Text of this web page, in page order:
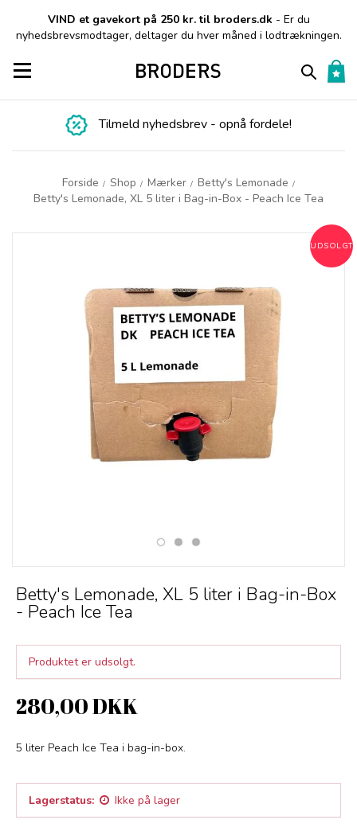
VIND et gavekort på 250 kr. til broders.dk - Er du
nyhedsbrevsmodtager, deltager du hver måned i lodtrækningen.
Toggle navigation
Tilmeld nyhedsbrev - opnå fordele!
Forside / Shop / Mærker / Betty's Lemonade /
Betty's Lemonade, XL 5 liter i Bag-in-Box - Peach Ice Tea
UDSOLGT
Betty's Lemonade, XL 5 liter i Bag-in-Box
- Peach Ice Tea
Produktet er udsolgt.
280,00 DKK
5 liter Peach Ice Tea i bag-in-box.
Lagerstatus: Ikke på lager